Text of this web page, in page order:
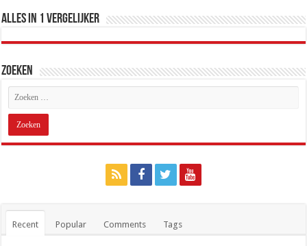
Alles in 1 Vergelijker
Zoeken
Recent Popular Comments Tags